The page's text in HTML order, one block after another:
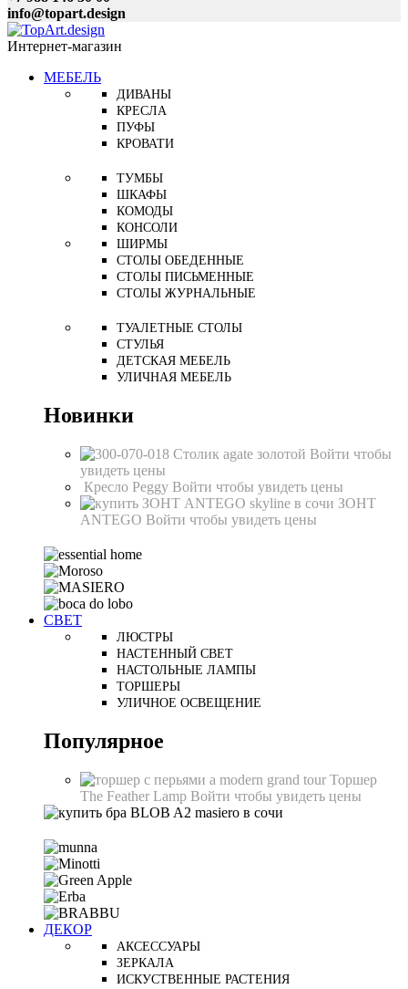
info@topart.design
Интернет-магазин
МЕБЕЛЬ
ДИВАНЫ
КРЕСЛА
ПУФЫ
КРОВАТИ
ТУМБЫ
ШКАФЫ
КОМОДЫ
КОНСОЛИ
ШИРМЫ
СТОЛЫ ОБЕДЕННЫЕ
СТОЛЫ ПИСЬМЕННЫЕ
СТОЛЫ ЖУРНАЛЬНЫЕ
ТУАЛЕТНЫЕ СТОЛЫ
СТУЛЬЯ
ДЕТСКАЯ МЕБЕЛЬ
УЛИЧНАЯ МЕБЕЛЬ
Новинки
Столик agate золотой Войти чтобы
увидеть цены
Кресло Peggy Войти чтобы увидеть цены
ЗОНТ
ANTEGO Войти чтобы увидеть цены
СВЕТ
ЛЮСТРЫ
НАСТЕННЫЙ СВЕТ
НАСТОЛЬНЫЕ ЛАМПЫ
ТОРШЕРЫ
УЛИЧНОЕ ОСВЕЩЕНИЕ
Популярное
Торшер
The Feather Lamp Войти чтобы увидеть цены
ДЕКОР
АКСЕССУАРЫ
ЗЕРКАЛА
ИСКУСТВЕННЫЕ РАСТЕНИЯ